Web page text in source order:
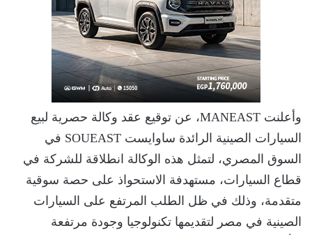
وأعلنت MANEAST، عن توقيع عقد وكالة حصرية لبيع
السيارات الصينية الرائدة ساوايست SOUEAST في
السوق المصري، لتمثل هذه الوكالة انطلاقة للشركة في
قطاع السيارات، مستهدفة الاستحواذ على حصة سوقية
متقدمة، وذلك في ظل الطلب المرتفع على السيارات
الصينية في مصر لتقديمها تكنولوجيا وجودة مرتفعة